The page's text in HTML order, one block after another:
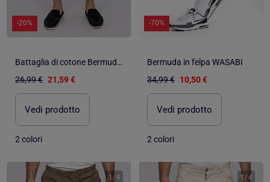
-20%
Battaglia di cotone Bermuda BURT
26,99 € 21,59 €
Vedi prodotto
2 colori
-70%
Bermuda in felpa WASABI
34,99 € 10,50 €
Vedi prodotto
2 colori
1 /4 1 /4